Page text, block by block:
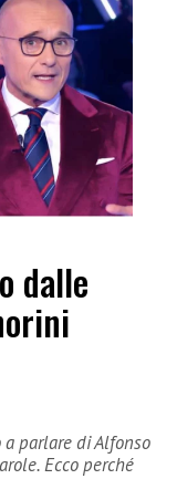
dalle
a parlare di Alfonso
Ecco perché